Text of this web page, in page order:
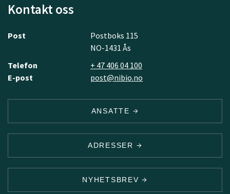
Kontakt oss
Post
Postboks 115
NO-1431 Ås
Telefon
+ 47 406 04 100
E-post
post@nibio.no
ANSATTE
ADRESSER
NYHETSBREV